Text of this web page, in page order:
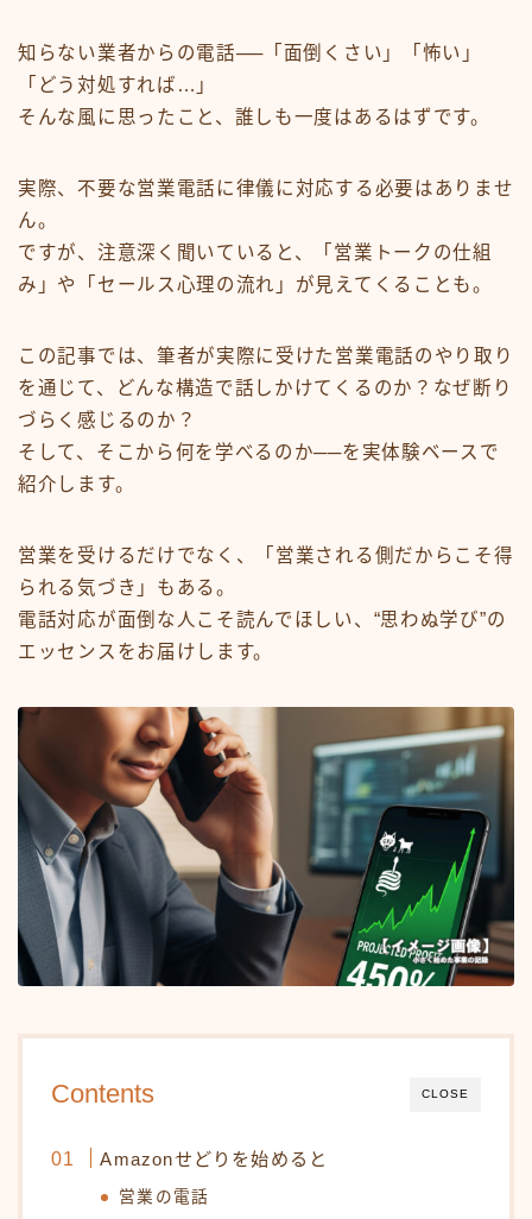
知らない業者からの電話──「面倒くさい」「怖い」
「どう対処すれば…」
そんな風に思ったこと、誰しも一度はあるはずです。
実際、不要な営業電話に律儀に対応する必要はありませ
ん。
ですが、注意深く聞いていると、「営業トークの仕組
み」や「セールス心理の流れ」が見えてくることも。
この記事では、筆者が実際に受けた営業電話のやり取り
を通じて、どんな構造で話しかけてくるのか？なぜ断り
づらく感じるのか？
そして、そこから何を学べるのか──を実体験ベースで
紹介します。
営業を受けるだけでなく、「営業される側だからこそ得
られる気づき」もある。
電話対応が面倒な人こそ読んでほしい、“思わぬ学び”の
エッセンスをお届けします。
CLOSE
Contents
Amazonせどりを始めると
営業の電話